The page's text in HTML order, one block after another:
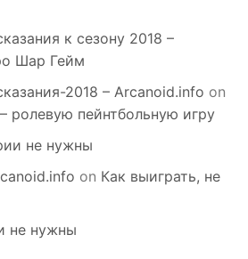
к сезону 2018 –
Шар Гейм
2018 – Arcanoid.info on
пейнтбольную игру
не нужны
on Как выиграть, не
не нужны